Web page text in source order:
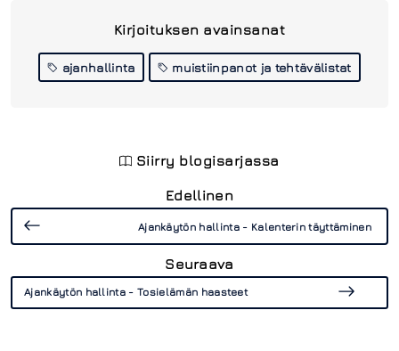
Kirjoituksen avainsanat
ajanhallinta muistiinpanot ja tehtävälistat
Siirry blogisarjassa
Edellinen
Ajankäytön hallinta - Kalenterin täyttäminen
Seuraava
Ajankäytön hallinta - Tosielämän haasteet